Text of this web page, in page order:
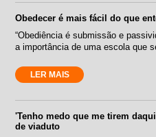
Obedecer é mais fácil do que
“Obediência é submissão e
a importância de uma escola que
LER MAIS
'Tenho medo que me tirem
de viaduto